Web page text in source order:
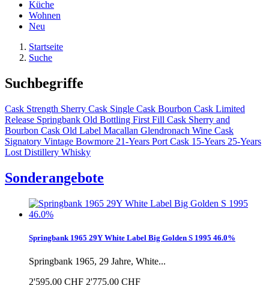
Küche
Wohnen
Neu
Startseite
Suche
Suchbegriffe
Cask Strength Sherry Cask Single Cask Bourbon Cask Limited
Release Springbank Old Bottling First Fill Cask Sherry and
Bourbon Cask Old Label Macallan Glendronach Wine Cask
Signatory Vintage Bowmore 21-Years Port Cask 15-Years 25-Years
Lost Distillery Whisky
Sonderangebote
Springbank 1965 29Y White Label Big Golden S 1995 46.0%
Springbank 1965, 29 Jahre, White...
2'595.00 CHF 2'775.00 CHF